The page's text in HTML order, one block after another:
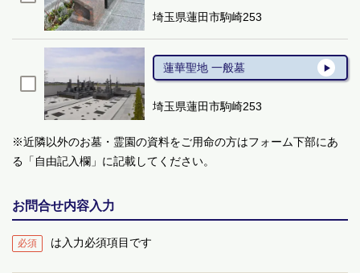
埼玉県蓮田市駒崎253
蓮華聖地 一般墓
埼玉県蓮田市駒崎253
※近隣以外のお墓・霊園の資料をご用命の方はフォーム下部にあ
る「自由記入欄」に記載してください。
お問合せ内容入力
必須 は入力必須項目です